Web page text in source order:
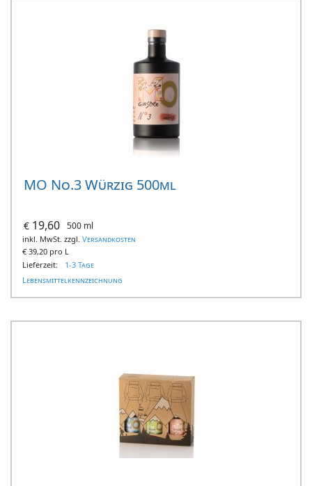
MO No.3 Würzig 500ml
€ 19,60 500 ml
inkl. MwSt. zzgl. Versandkosten
€ 39,20 pro L
Lieferzeit:
1-3 Tage
Lebensmittelkennzeichnung